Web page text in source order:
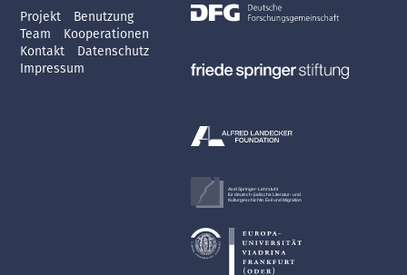
Projekt
Benutzung
Team
Kooperationen
Kontakt
Datenschutz
Impressum
Axel Springer-Lehrstuhl
für deutsch-jüdische Literatur- und
Kulturgeschichte, Exil und Migration